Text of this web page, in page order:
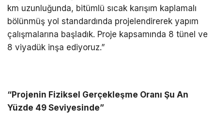
km uzunluğunda, bitümlü sıcak karışım kaplamalı
bölünmüş yol standardında projelendirerek yapım
çalışmalarına başladık. Proje kapsamında 8 tünel ve
8 viyadük inşa ediyoruz.”
“Projenin Fiziksel Gerçekleşme Oranı Şu An
Yüzde 49 Seviyesinde”